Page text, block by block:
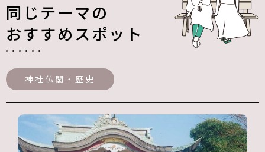
同じテーマの
おすすめスポット
神社仏閣・歴史